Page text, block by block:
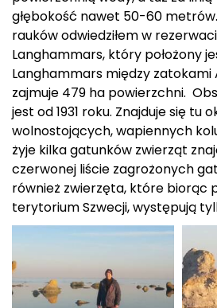
głębokość nawet 50-60
rauków odwiedziłem w
Langhammars, który położony
Langhammars między zatokami
zajmuje 479 ha powierzchni.
jest od 1931 roku. Znajduje się tu
wolnostojących, wapiennych
żyje kilka gatunków zwierząt
czerwonej liście zagrożonych
również zwierzęta, które biorąc
terytorium Szwecji, występują